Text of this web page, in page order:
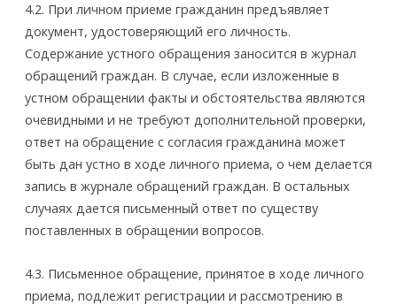
4.2. При личном приеме гражданин предъявляет
документ, удостоверяющий его личность.
Содержание устного обращения заносится в журнал
обращений граждан. В случае, если изложенные в
устном обращении факты и обстоятельства являются
очевидными и не требуют дополнительной проверки,
ответ на обращение с согласия гражданина может
быть дан устно в ходе личного приема, о чем делается
запись в журнале обращений граждан. В остальных
случаях дается письменный ответ по существу
поставленных в обращении вопросов.
4.3. Письменное обращение, принятое в ходе личного
приема, подлежит регистрации и рассмотрению в